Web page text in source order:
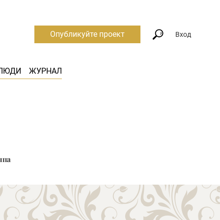
ЖУРНАЛ
Опубликуйте проект Вход